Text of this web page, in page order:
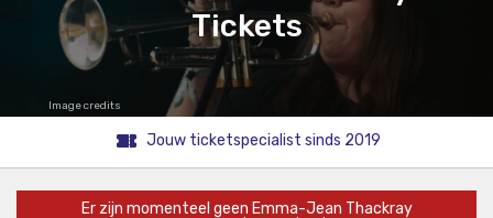
Tickets
Image credits
Jouw ticketspecialist sinds 2019
Er zijn momenteel geen Emma-Jean Thackray